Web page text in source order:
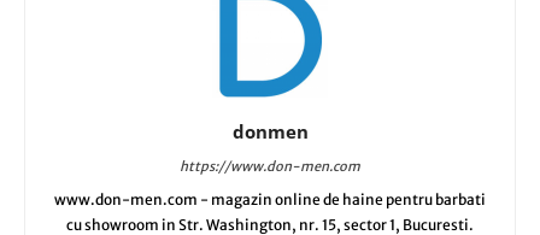
donmen
https://www.don-men.com
www.don-men.com - magazin online de haine pentru barbati
cu showroom in Str. Washington, nr. 15, sector 1, Bucuresti.